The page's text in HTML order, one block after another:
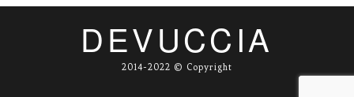
DEVUCCIA
2014-2022 © Copyright